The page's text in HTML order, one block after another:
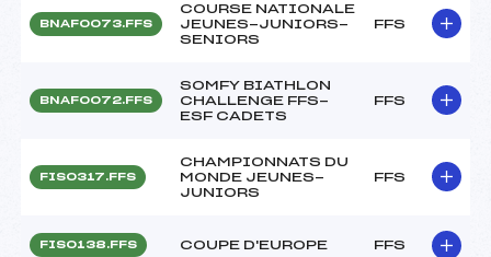
BNAF0073.FFS
COURSE NATIONALE
JEUNES-JUNIORS-
SENIORS
FFS
BNAF0072.FFS
SOMFY BIATHLON
CHALLENGE FFS-
ESF CADETS
FFS
FIS0317.FFS
CHAMPIONNATS DU
MONDE JEUNES-
JUNIORS
FFS
FIS0138.FFS COUPE D'EUROPE FFS